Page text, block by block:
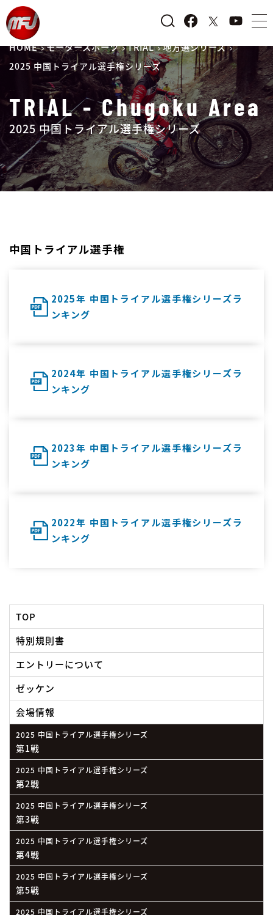
HOME モータースポーツ TRIAL 地方選シリーズ
2025 中国トライアル選手権シリーズ
TRIAL - Chugoku Area
2025 中国トライアル選手権シリーズ
中国トライアル選手権
2025年 中国トライアル選手権シリーズラ
ンキング
2024年 中国トライアル選手権シリーズラ
ンキング
2023年 中国トライアル選手権シリーズラ
ンキング
2022年 中国トライアル選手権シリーズラ
ンキング
TOP
特別規則書
エントリーについて
ゼッケン
会場情報
2025 中国トライアル選手権シリーズ
第1戦
2025 中国トライアル選手権シリーズ
第2戦
2025 中国トライアル選手権シリーズ
第3戦
2025 中国トライアル選手権シリーズ
第4戦
2025 中国トライアル選手権シリーズ
第5戦
2025 中国トライアル選手権シリーズ